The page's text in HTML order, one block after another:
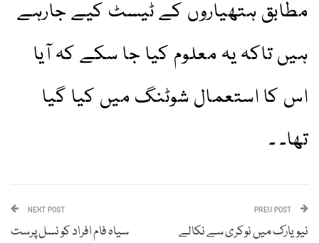
مطابق ہتھیاروں کے ٹیسٹ کیے جارہے
ہیں تاکہ یہ معلوم کیا جا سکے کہ آیا
اس کا استعمال شوٹنگ میں کیا گیا
تھا۔ ۔
نیویارک میں نوکری سے نکالے
NEXT POST
سیاہ فام افراد کو نسل پرست